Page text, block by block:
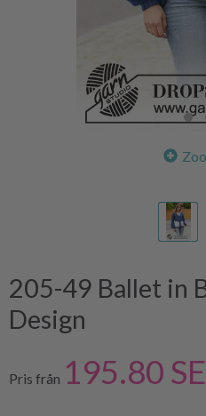
205-49 Ballet in
Design
Pris från 195.80